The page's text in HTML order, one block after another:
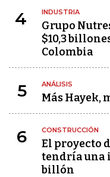
4 INDUSTRIA
Grupo
$10,3
Colombia
5 ANÁLISIS
Más Hayek,
6 CONSTRUCCIÓN
El proyecto
tendría una
billón